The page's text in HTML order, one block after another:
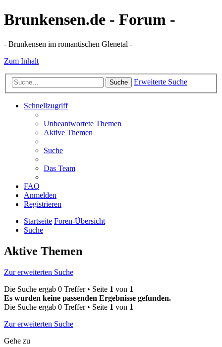
Brunkensen.de - Forum -
- Brunkensen im romantischen Glenetal -
Zum Inhalt
Suche Erweiterte Suche
Schnellzugriff
Unbeantwortete Themen
Aktive Themen
Suche
Das Team
FAQ
Anmelden
Registrieren
Startseite Foren-Übersicht
Suche
Aktive Themen
Zur erweiterten Suche
Die Suche ergab 0 Treffer • Seite 1 von 1
Es wurden keine passenden Ergebnisse gefunden.
Die Suche ergab 0 Treffer • Seite 1 von 1
Zur erweiterten Suche
Gehe zu